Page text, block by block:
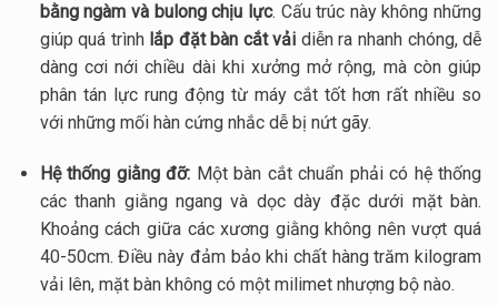
bằng ngàm và bulong chịu lực. Cấu trúc này không những
giúp quá trình lắp đặt bàn cắt vải diễn ra nhanh chóng, dễ
dàng cơi nới chiều dài khi xưởng mở rộng, mà còn giúp
phân tán lực rung động từ máy cắt tốt hơn rất nhiều so
với những mối hàn cứng nhắc dễ bị nứt gãy.
Hệ thống giằng đỡ: Một bàn cắt chuẩn phải có hệ thống
các thanh giằng ngang và dọc dày đặc dưới mặt bàn.
Khoảng cách giữa các xương giằng không nên vượt quá
40-50cm. Điều này đảm bảo khi chất hàng trăm kilogram
vải lên, mặt bàn không có một milimet nhượng bộ nào.